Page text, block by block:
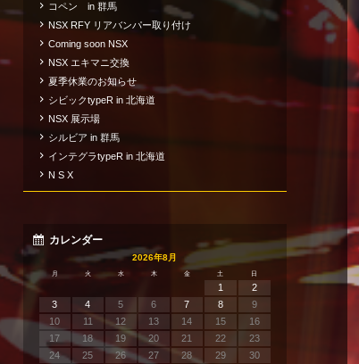
コペン in 群馬
NSX RFY リアバンパー取り付け
Coming soon NSX
NSX エキマニ交換
夏季休業のお知らせ
シビックtypeR in 北海道
NSX 展示場
シルビア in 群馬
インテグラtypeR in 北海道
N S X
カレンダー
2026年8月
月 火 水 木 金 土 日
1
2
3
4 5 6 7 8
9
10
11 12 13 14 15
16
17
18 19 20 21 22
23
24
25 26 27 28 29
30